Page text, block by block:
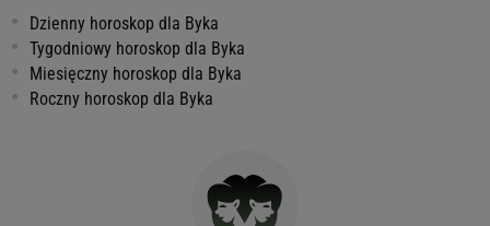
Dzienny horoskop dla Byka
Tygodniowy horoskop dla Byka
Miesięczny horoskop dla Byka
Roczny horoskop dla Byka